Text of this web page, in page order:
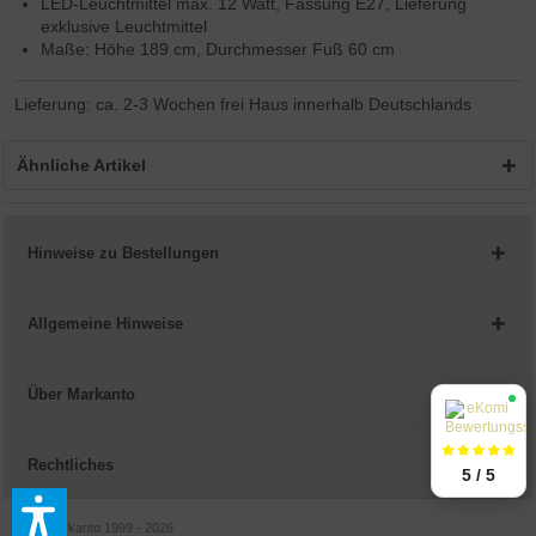
LED-Leuchtmittel max. 12 Watt, Fassung E27, Lieferung
exklusive Leuchtmittel
Maße: Höhe 189 cm, Durchmesser Fuß 60 cm
Lieferung: ca. 2-3 Wochen frei Haus innerhalb Deutschlands
Ähnliche Artikel
Hinweise zu Bestellungen
Allgemeine Hinweise
Über Markanto
Rechtliches
© by Markanto 1999 - 2026
5 / 5